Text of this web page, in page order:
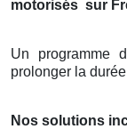
motorisés sur
Un programme
prolonger la
Nos solutions